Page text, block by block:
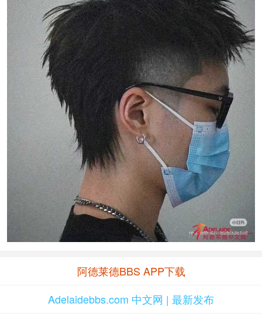
阿德莱德BBS APP下载
Adelaidebbs.com 中文网 | 最新发布